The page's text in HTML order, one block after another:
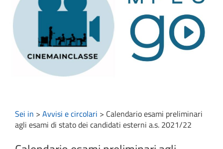
Sei in > Avvisi e circolari > Calendario esami preliminari
agli esami di stato dei candidati esterni a.s. 2021/22